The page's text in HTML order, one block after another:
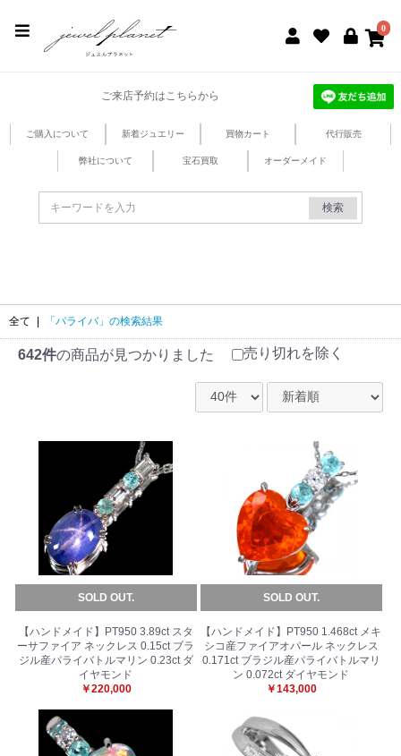
0
ご来店予約はこちらから
ご購入について 新着ジュエリー 買物カート 代行販売
弊社について 宝石買取 オーダーメイド
検索
全て 「パライバ」の検索結果
642件の商品が見つかりました 売り切れを除く
SOLD OUT.
【ハンドメイド】PT950 3.89ct スタ
ーサファイア ネックレス 0.15ct ブラ
ジル産パライバトルマリン 0.23ct ダ
イヤモンド
￥220,000
SOLD OUT.
【ハンドメイド】PT950 1.468ct メキ
シコ産ファイアオパール ネックレス
0.171ct ブラジル産パライバトルマリ
ン 0.072ct ダイヤモンド
￥143,000